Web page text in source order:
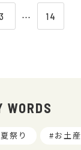
3 ⋯ 14
WORDS
夏祭り お土産